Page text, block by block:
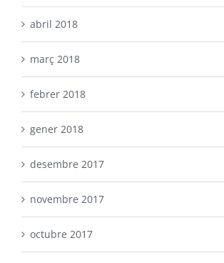
abril 2018
març 2018
febrer 2018
gener 2018
desembre 2017
novembre 2017
octubre 2017